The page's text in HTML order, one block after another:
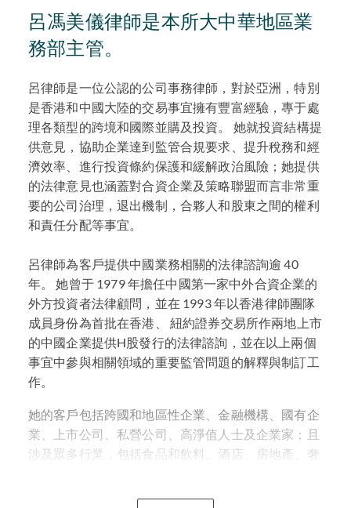
呂馮美儀律師是本所大中華地區業
務部主管。
呂律師是一位公認的公司事務律師，對於亞洲，特別
是香港和中國大陸的交易事宜擁有豐富經驗，專于處
理各類型的跨境和國際並購及投資。 她就投資結構提
供意見，協助企業達到監管合規要求、提升稅務和經
濟效率、進行投資條約保護和緩解政治風險；她提供
的法律意見也涵蓋對合資企業及策略聯盟而言非常重
要的公司治理，退出機制，合夥人和股東之間的權利
和責任分配等事宜。
呂律師為客戶提供中國業務相關的法律諮詢逾 40
年。 她曾于 1979 年擔任中國第一家中外合資企業的
外方投資者法律顧問，並在 1993 年以香港律師團隊
成員身份為首批在香港、 紐約證券交易所作兩地上市
的中國企業提供H股發行的法律諮詢，並在以上兩個
事宜中參與相關領域的重要監管問題的解釋與制訂工
作。
她的客戶包括跨國和地區性企業、金融機構、國有企
業、上市公司、私營公司、高淨值人士及企業家；且
涉及眾多行業，包括食品和飲料、酒店、房地產、奢